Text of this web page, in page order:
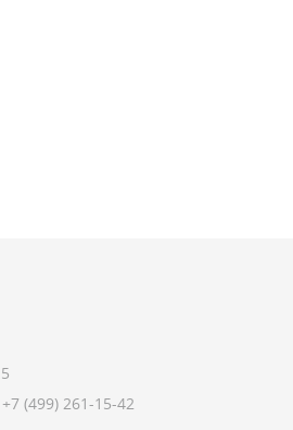
+7 (499) 261-15-42